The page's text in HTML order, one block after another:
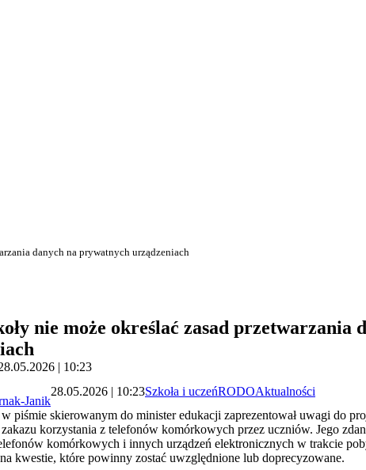
danych na prywatnych urządzeniach
nie może określać zasad przetwarzania
| 10:23
Janik
28.05.2026 | 10:23Szkoła i uczeńRODOAktualności
piśmie skierowanym do minister edukacji zaprezentował uwagi do
korzystania z telefonów komórkowych przez uczniów. Jego
komórkowych i innych urządzeń elektronicznych w trakcie
kwestie, które powinny zostać uwzględnione lub doprecyzowane.